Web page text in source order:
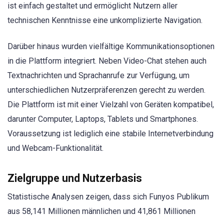
ist einfach gestaltet und ermöglicht Nutzern aller
technischen Kenntnisse eine unkomplizierte Navigation.
Darüber hinaus wurden vielfältige Kommunikationsoptionen
in die Plattform integriert. Neben Video-Chat stehen auch
Textnachrichten und Sprachanrufe zur Verfügung, um
unterschiedlichen Nutzerpräferenzen gerecht zu werden.
Die Plattform ist mit einer Vielzahl von Geräten kompatibel,
darunter Computer, Laptops, Tablets und Smartphones.
Voraussetzung ist lediglich eine stabile Internetverbindung
und Webcam-Funktionalität.
Zielgruppe und Nutzerbasis
Statistische Analysen zeigen, dass sich Funyos Publikum
aus 58,141 Millionen männlichen und 41,861 Millionen